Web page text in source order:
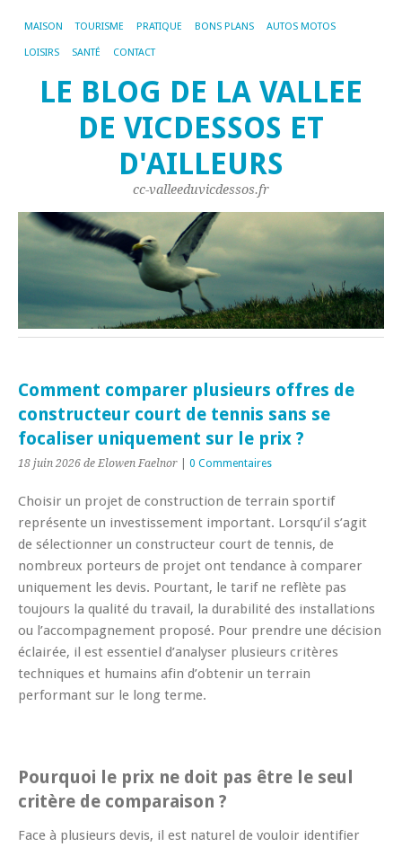
MAISON TOURISME PRATIQUE BONS PLANS AUTOS MOTOS
LOISIRS SANTÉ CONTACT
LE BLOG DE LA VALLEE
DE VICDESSOS ET
D'AILLEURS
cc-valleeduvicdessos.fr
Comment comparer plusieurs offres de
constructeur court de tennis sans se
focaliser uniquement sur le prix ?
18 juin 2026 de Elowen Faelnor 0 Commentaires
Choisir un projet de construction de terrain sportif
représente un investissement important. Lorsqu’il s’agit
de sélectionner un constructeur court de tennis, de
nombreux porteurs de projet ont tendance à comparer
uniquement les devis. Pourtant, le tarif ne reflète pas
toujours la qualité du travail, la durabilité des installations
ou l’accompagnement proposé. Pour prendre une décision
éclairée, il est essentiel d’analyser plusieurs critères
techniques et humains afin d’obtenir un terrain
performant sur le long terme.
Pourquoi le prix ne doit pas être le seul
critère de comparaison ?
Face à plusieurs devis, il est naturel de vouloir identifier